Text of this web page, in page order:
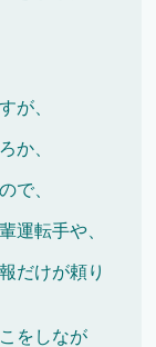
が、
か、
で、
運転手や、
だけが頼り
をしなが